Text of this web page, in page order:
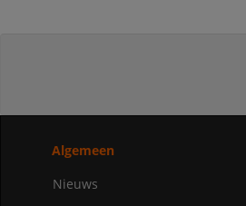
Algemeen
Nieuws